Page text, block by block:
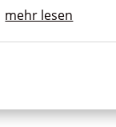
mehr lesen